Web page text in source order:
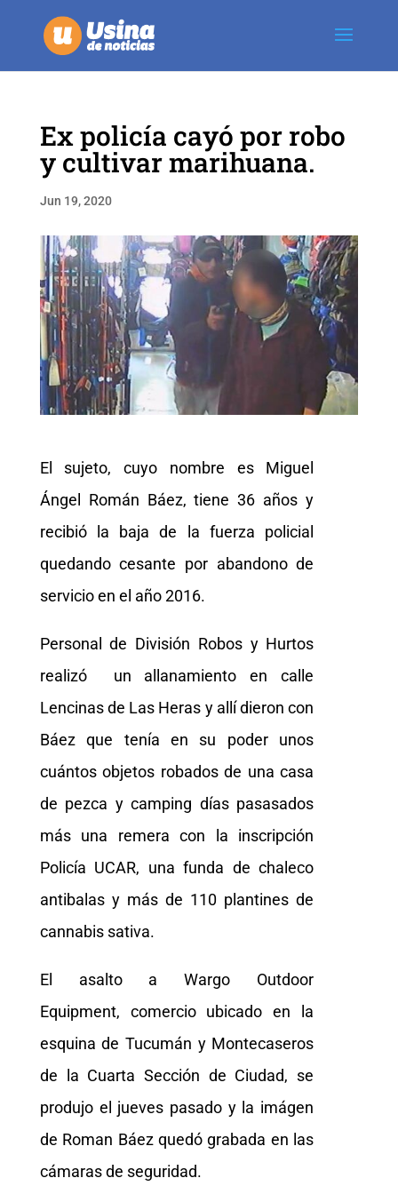
Ex policía cayó por robo
y cultivar marihuana.
Jun 19, 2020
El sujeto, cuyo nombre es Miguel
Ángel Román Báez, tiene 36 años y
recibió la baja de la fuerza policial
quedando cesante por abandono de
servicio en el año 2016.
Personal de División Robos y Hurtos
realizó un allanamiento en calle
Lencinas de Las Heras y allí dieron con
Báez que tenía en su poder unos
cuántos objetos robados de una casa
de pezca y camping días pasasados
más una remera con la inscripción
Policía UCAR, una funda de chaleco
antibalas y más de 110 plantines de
cannabis sativa.
El asalto a Wargo Outdoor
Equipment, comercio ubicado en la
esquina de Tucumán y Montecaseros
de la Cuarta Sección de Ciudad, se
produjo el jueves pasado y la imágen
de Roman Báez quedó grabada en las
cámaras de seguridad.